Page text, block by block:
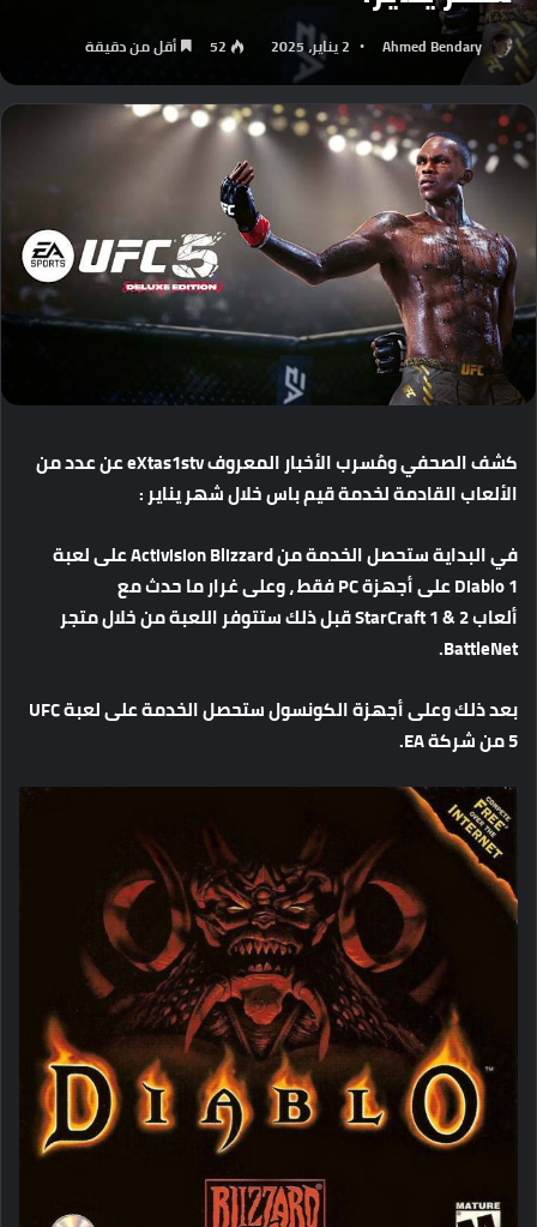
Ahmed Bendary 2 يناير، 2025 52 أقل من دقيقة
كشفالصحفيومُسربالأخبارالمعروف eXtas1stv عنعددمن
الألعابالقادمةلخدمةقيمباسخلالشهريناير:
فيالبدايةستحصلالخدمةمن علىلعبة
Diablo 1علىأجهزة فقط،وعلىغرارماحدثمع
ألعابStarCraft 1 & 2قبلذلكستتوفراللعبةمنخلالمتجر
BattleNet.
بعدذلكوعلىأجهزةالكونسولستحصلالخدمةعلىلعبةUFC
5منشركة